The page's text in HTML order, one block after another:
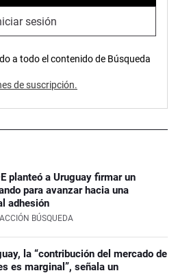
sesión
a todo el contenido de Búsqueda
de suscripción.
planteó a Uruguay firmar un
para avanzar hacia una
adhesión
BÚSQUEDA
la “contribución del mercado de
es marginal”, señala un